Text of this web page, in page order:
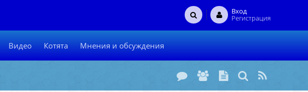
Вход
Регистрация
Видео Котята Мнения и обсуждения